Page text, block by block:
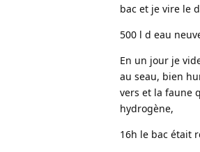
bac et je vire le
500 l d eau
En un jour je
au seau, bien
vers et la faune
hydrogène,
16h le bac était